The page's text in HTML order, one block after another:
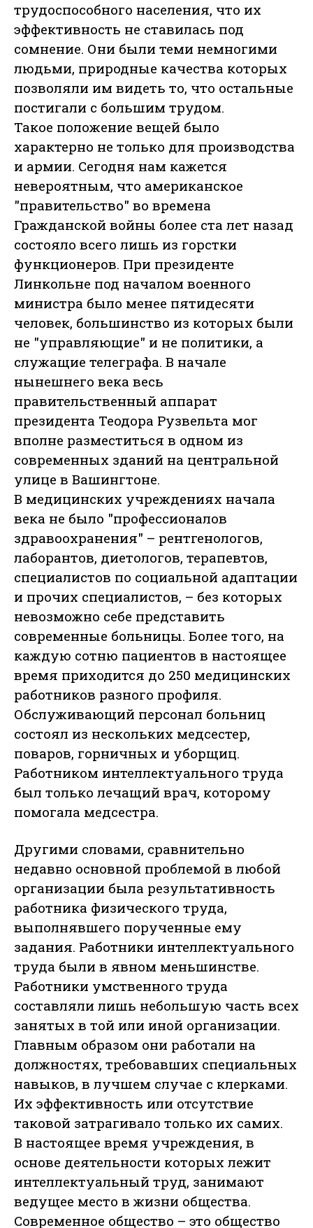
трудоспособного населения, что их
эффективность не ставилась под
сомнение. Они были теми немногими
людьми, природные качества которых
позволяли им видеть то, что остальные
постигали с большим трудом.
Такое положение вещей было
характерно не только для производства
и армии. Сегодня нам кажется
невероятным, что американское
"правительство" во времена
Гражданской войны более ста лет назад
состояло всего лишь из горстки
функционеров. При президенте
Линкольне под началом военного
министра было менее пятидесяти
человек, большинство из которых были
не "управляющие" и не политики, а
служащие телеграфа. В начале
нынешнего века весь
правительственный аппарат
президента Теодора Рузвельта мог
вполне разместиться в одном из
современных зданий на центральной
улице в Вашингтоне.
В медицинских учреждениях начала
века не было "профессионалов
здравоохранения" – рентгенологов,
лаборантов, диетологов, терапевтов,
специалистов по социальной адаптации
и прочих специалистов, – без которых
невозможно себе представить
современные больницы. Более того, на
каждую сотню пациентов в настоящее
время приходится до 250 медицинских
работников разного профиля.
Обслуживающий персонал больниц
состоял из нескольких медсестер,
поваров, горничных и уборщиц.
Работником интеллектуального труда
был только лечащий врач, которому
помогала медсестра.
Другими словами, сравнительно
недавно основной проблемой в любой
организации была результативность
работника физического труда,
выполнявшего порученные ему
задания. Работники интеллектуального
труда были в явном меньшинстве.
Работники умственного труда
составляли лишь небольшую часть всех
занятых в той или иной организации.
Главным образом они работали на
должностях, требовавших специальных
навыков, в лучшем случае с клерками.
Их эффективность или отсутствие
таковой затрагивало только их самих.
В настоящее время учреждения, в
основе деятельности которых лежит
интеллектуальный труд, занимают
ведущее место в жизни общества.
Современное общество – это общество